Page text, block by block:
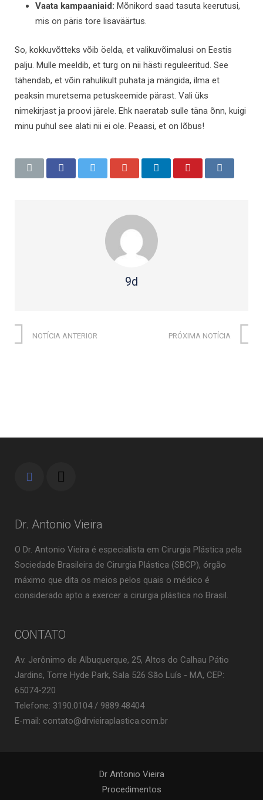
Vaata kampaaniaid: Mõnikord saad tasuta keerutusi,
mis on päris tore lisaväärtus.
So, kokkuvõtteks võib öelda, et valikuvõimalusi on Eestis
palju. Mulle meeldib, et turg on nii hästi reguleeritud. See
tähendab, et võin rahulikult puhata ja mängida, ilma et
peaksin muretsema petuskeemide pärast. Vali üks
nimekirjast ja proovi järele. Ehk naeratab sulle täna õnn, kuigi
minu puhul see alati nii ei ole. Peaasi, et on lõbus!
9d
NOTÍCIA ANTERIOR PRÓXIMA NOTÍCIA
Dr. Antonio Vieira
O Dr. Antonio Vieira é especialista em Cirurgia Plástica pela
Sociedade Brasileira de Cirurgia Plástica (SBCP), órgão
máximo que dita os meios pelos quais o médico é
considerado apto a exercer a cirurgia plástica no Brasil.
CONTATO
Av. Jerônimo de Albuquerque, 25, Altos do Calhau Pátio
Jardins, Torre Hyde Park, Sala 526 São Luís - MA, CEP:
65074-220
Telefone: 3190.0104 / 9889.48404
E-mail: contato@drvieiraplastica.com.br
Dr Antonio Vieira
Procedimentos